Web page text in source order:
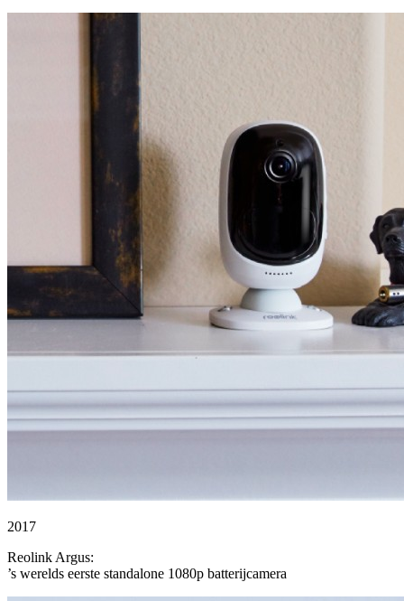
2017
Reolink Argus:
’s werelds eerste standalone 1080p batterijcamera